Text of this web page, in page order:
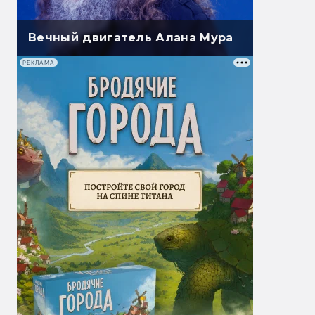
Вечный двигатель Алана Мура
РЕКЛАМА